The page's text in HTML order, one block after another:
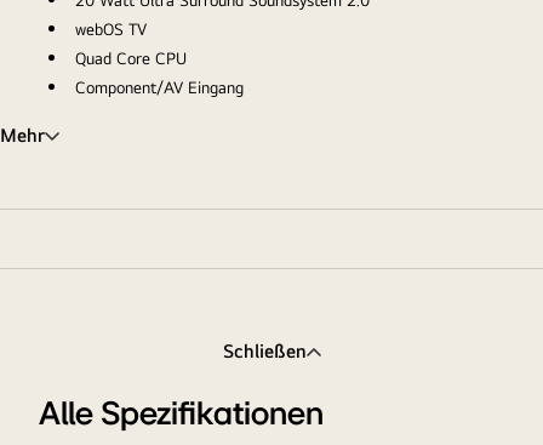
webOS TV
Quad Core CPU
Component/AV Eingang
Mehr
Schließen
Alle Spezifikationen